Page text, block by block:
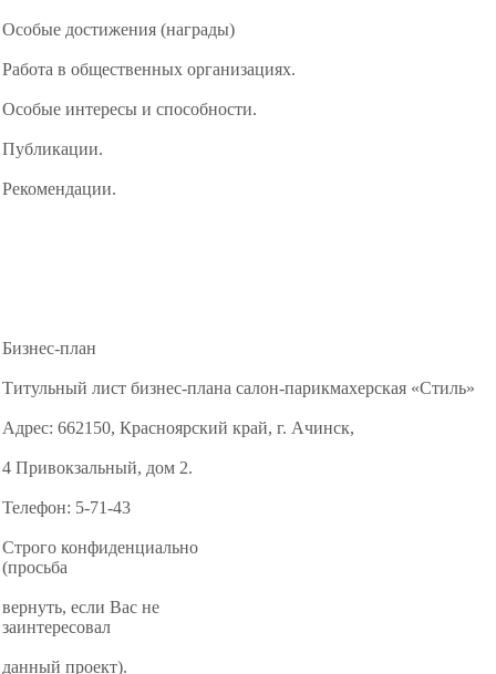
Особые достижения (награды)
Работа в общественных организациях.
Особые интересы и способности.
Публикации.
Рекомендации.
Бизнес-план
Титульный лист бизнес-плана салон-парикмахерская «Стиль»
Адрес: 662150, Красноярский край, г. Ачинск,
4 Привокзальный, дом 2.
Телефон: 5-71-43
Строго конфиденциально
(просьба
вернуть, если Вас не
заинтересовал
данный проект).